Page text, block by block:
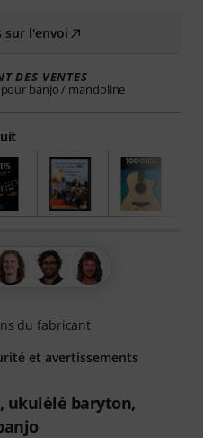
ukulélé baryton,
sur l'envoi
DES VENTES
banjo / mandoline
du fabricant
et avertissements